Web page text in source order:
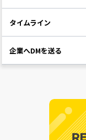
タイムライン
企業へDMを送る